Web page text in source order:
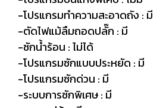
-โปรแกรมทำความสะอาดถัง : มี
-ตัดไฟแม้ลืมถอดปลั๊ก : มี
-ซักน้ำร้อน : ไม่ได้
-โปรแกรมซักแบบประหยัด : มี
-โปรแกรมซักด่วน : มี
-ระบบการซักพิเศษ : มี